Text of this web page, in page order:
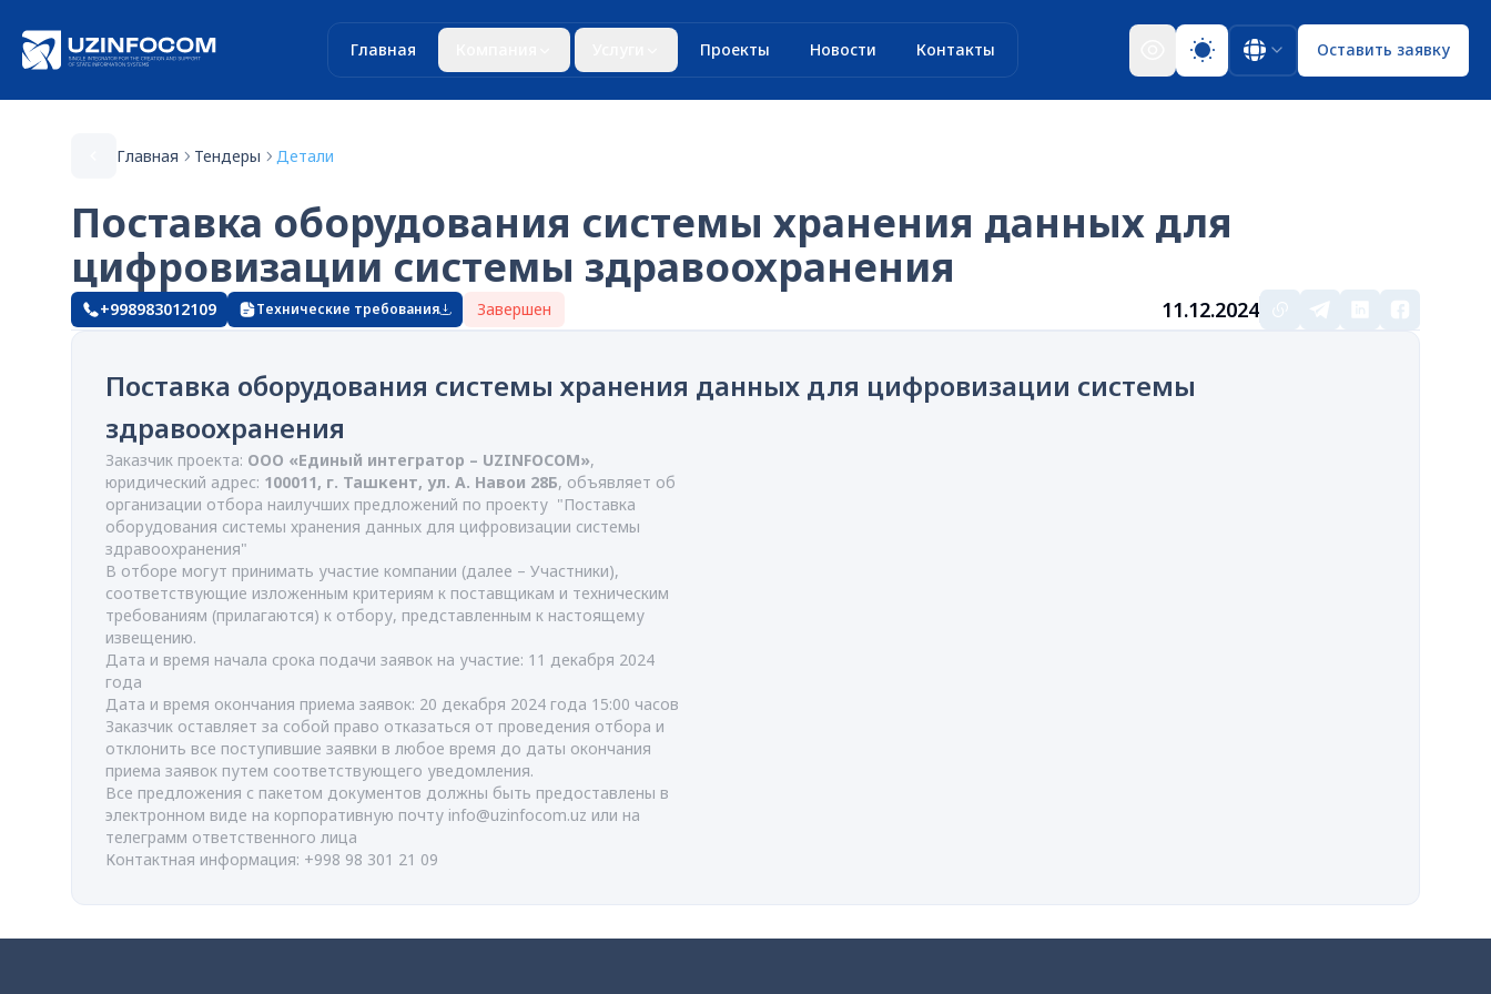
Главная Проекты Новости Контакты Оставить заявку
Главная Тендеры Детали
Поставка оборудования системы хранения данных для
цифровизации системы здравоохранения
+998983012109 Технические требования Завершен 11.12.2024
Поставка оборудования системы хранения данных для цифровизации системы
здравоохранения
Заказчик проекта: ООО «Единый интегратор – UZINFOCOM»,
юридический адрес: 100011, г. Ташкент, ул. А. Навои 28Б, объявляет об
организации отбора наилучших предложений по проекту "Поставка
оборудования системы хранения данных для цифровизации системы
здравоохранения"
В отборе могут принимать участие компании (далее – Участники),
соответствующие изложенным критериям к поставщикам и техническим
требованиям (прилагаются) к отбору, представленным к настоящему
извещению.
Дата и время начала срока подачи заявок на участие: 11 декабря 2024
года
Дата и время окончания приема заявок: 20 декабря 2024 года 15:00 часов
Заказчик оставляет за собой право отказаться от проведения отбора и
отклонить все поступившие заявки в любое время до даты окончания
приема заявок путем соответствующего уведомления.
Все предложения с пакетом документов должны быть предоставлены в
электронном виде на корпоративную почту info@uzinfocom.uz или на
телеграмм ответственного лица
Контактная информация: +998 98 301 21 09